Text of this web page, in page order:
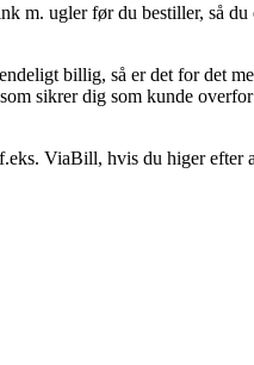
m. ugler før du bestiller, så du
billig, så er det for det
sikrer dig som kunde
ViaBill, hvis du higer efter